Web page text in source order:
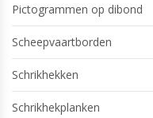
Pictogrammen op dibond
Scheepvaartborden
Schrikhekken
Schrikhekplanken